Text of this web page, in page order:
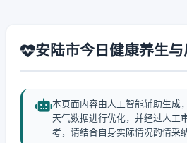
安陆市今日健康养生
本页面内容由人工智能辅助生成
天气数据进行优化，并经过人工
考，请结合自身实际情况酌情采纳